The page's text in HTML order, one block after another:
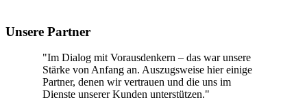
Unsere Partner
"Im Dialog mit Vorausdenkern – das war unsere
Stärke von Anfang an. Auszugsweise hier einige
Partner, denen wir vertrauen und die uns im
Dienste unserer Kunden unterstützen."